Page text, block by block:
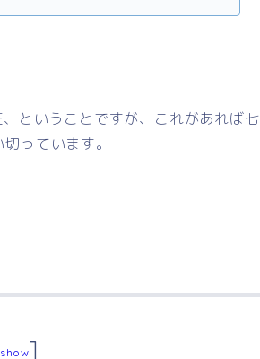
ということですが、これがあれば七
っています。
show]